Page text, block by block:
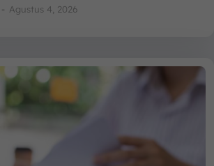
- Agustus 4, 2026